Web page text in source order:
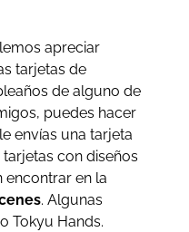
apreciar
tarjetas de
de alguno de
puedes hacer
envías una tarjeta
con diseños
en la
. Algunas
Tokyu Hands.